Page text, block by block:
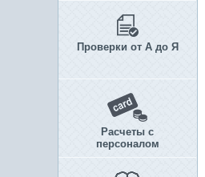
Проверки от А до Я
Расчеты с
персоналом